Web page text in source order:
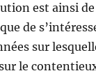
est ainsi
de
sur
le